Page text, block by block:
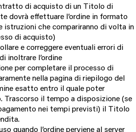
di acquisto di un Titolo di
dovrà effettuare l’ordine in formato
istruzioni che compariranno di volta in
di acquisto)
e correggere eventuali errori di
inoltrare l’ordine
per completare il processo di
nella pagina di riepilogo del
esatto entro il quale poter
Trascorso il tempo a disposizione (se
nei tempi previsti) il Titolo
quando l’ordine perviene al server